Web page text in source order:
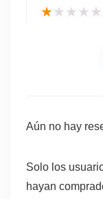
★★★★★
Aún no hay
Solo los
hayan